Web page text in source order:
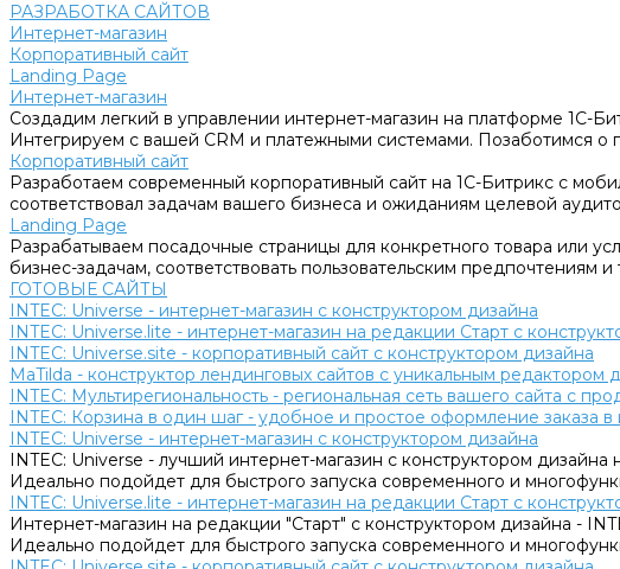
РАЗРАБОТКА САЙТОВ
Интернет-магазин
Корпоративный сайт
Landing Page
Интернет-магазин
Создадим легкий в управлении интернет-магазин на платформе 1С-
Интегрируем с вашей CRM и платежными системами. Позаботимся о
Корпоративный сайт
Разработаем современный корпоративный сайт на 1С-Битрикс с
соответствовал задачам вашего бизнеса и ожиданиям целевой
Landing Page
Разрабатываем посадочные страницы для конкретного товара или
бизнес-задачам, соответствовать пользовательским
ГОТОВЫЕ САЙТЫ
INTEC: Universe - интернет-магазин с конструктором дизайна
INTEC: Universe.lite - интернет-магазин на редакции Старт с
INTEC: Universe.site - корпоративный сайт с конструктором дизайна
MaTilda - конструктор лендинговых сайтов с уникальным редактором
INTEC: Мультирегиональность - региональная сеть вашего сайта с
INTEC: Корзина в один шаг - удобное и простое оформление заказа в
INTEC: Universe - интернет-магазин с конструктором дизайна
INTEC: Universe - лучший интернет-магазин с конструктором дизайна
Идеально подойдет для быстрого запуска современного и
INTEC: Universe.lite - интернет-магазин на редакции Старт с
Интернет-магазин на редакции "Старт" с конструктором дизайна -
Идеально подойдет для быстрого запуска современного и